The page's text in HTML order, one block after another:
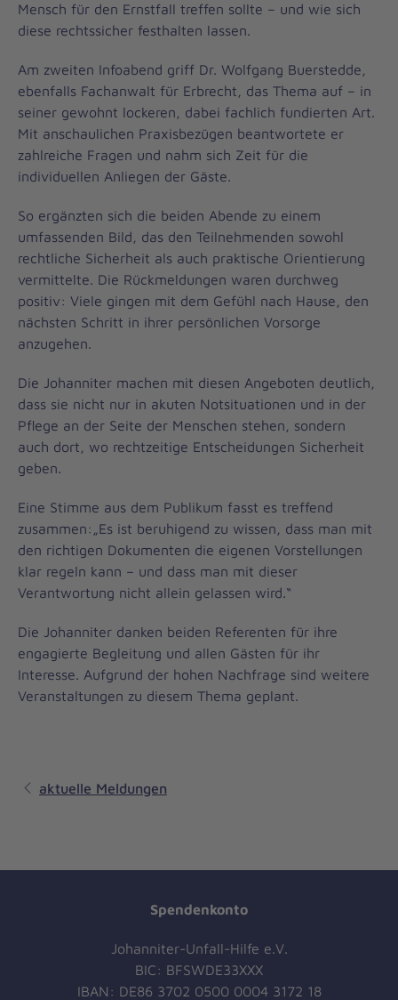
Mensch für den Ernstfall treffen sollte – und wie sich
diese rechtssicher festhalten lassen.
Am zweiten Infoabend griff Dr. Wolfgang Buerstedde,
ebenfalls Fachanwalt für Erbrecht, das Thema auf – in
seiner gewohnt lockeren, dabei fachlich fundierten Art.
Mit anschaulichen Praxisbezügen beantwortete er
zahlreiche Fragen und nahm sich Zeit für die
individuellen Anliegen der Gäste.
So ergänzten sich die beiden Abende zu einem
umfassenden Bild, das den Teilnehmenden sowohl
rechtliche Sicherheit als auch praktische Orientierung
vermittelte. Die Rückmeldungen waren durchweg
positiv: Viele gingen mit dem Gefühl nach Hause, den
nächsten Schritt in ihrer persönlichen Vorsorge
anzugehen.
Die Johanniter machen mit diesen Angeboten deutlich,
dass sie nicht nur in akuten Notsituationen und in der
Pflege an der Seite der Menschen stehen, sondern
auch dort, wo rechtzeitige Entscheidungen Sicherheit
geben.
Eine Stimme aus dem Publikum fasst es treffend
zusammen:„Es ist beruhigend zu wissen, dass man mit
den richtigen Dokumenten die eigenen Vorstellungen
klar regeln kann – und dass man mit dieser
Verantwortung nicht allein gelassen wird.“
Die Johanniter danken beiden Referenten für ihre
engagierte Begleitung und allen Gästen für ihr
Interesse. Aufgrund der hohen Nachfrage sind weitere
Veranstaltungen zu diesem Thema geplant.
aktuelle Meldungen
Spendenkonto
Johanniter-Unfall-Hilfe e.V.
BIC: BFSWDE33XXX
IBAN: DE86 3702 0500 0004 3172 18